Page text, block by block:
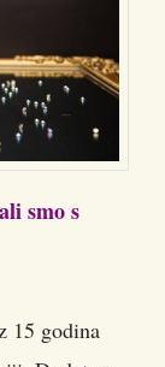
smo s
15 godina